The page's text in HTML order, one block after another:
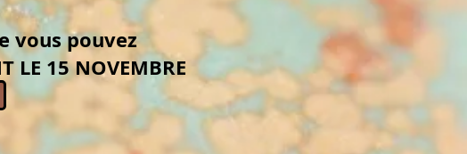
vous pouvez
15 NOVEMBRE